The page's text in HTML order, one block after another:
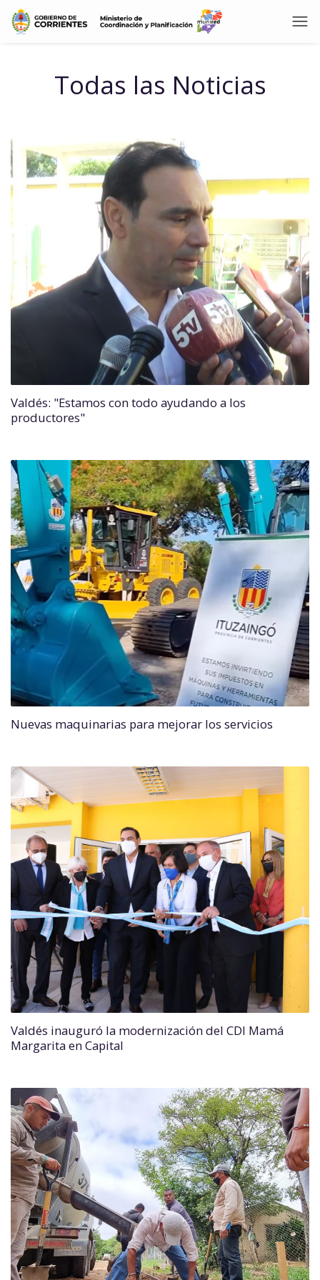
Todas las Noticias
Valdés: "Estamos con todo ayudando a los
productores"
Nuevas maquinarias para mejorar los servicios
Valdés inauguró la modernización del CDI Mamá
Margarita en Capital